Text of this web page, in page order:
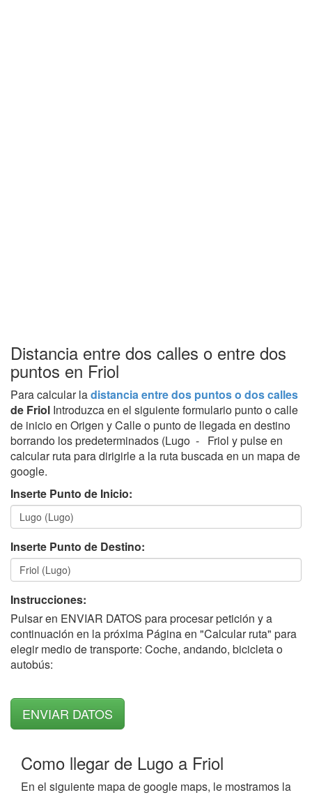
Distancia entre dos calles o entre dos
puntos en Friol
Para calcular ladistancia entre dos puntos o dos calles
de Friol Introduzca en el siguiente formulario punto o calle
de inicio en Origen y Calle o punto de llegada en destino
borrando los predeterminados (Lugo - Friol y pulse en
calcular ruta para dirigirle a la ruta buscada en un mapa de
google.
Inserte Punto de Inicio:
Inserte Punto de Destino:
Instrucciones:
Pulsar en ENVIAR DATOS para procesar petición y a
continuación en la próxima Página en "Calcular ruta" para
elegir medio de transporte: Coche, andando, bicicleta o
autobús:
Como llegar de Lugo a Friol
En el siguiente mapa de google maps, le mostramos la